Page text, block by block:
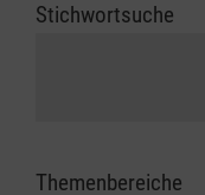
Stichwortsuche
Themenbereiche